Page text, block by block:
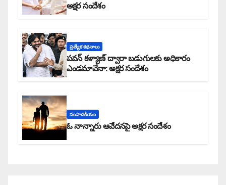
అక్షర సందేశం
ప్రత్యేక కధనాలు
పవన్ కళ్యాణ్ ద్వారా బడుగులకు అధికారం
ఎండమావేనా: అక్షర సందేశం
సంపాదకీయం
ఓ నాన్నారు ఆవేదనపై అక్షర సందేశం